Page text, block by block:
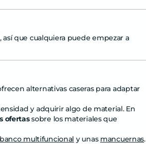
que cualquiera puede empezar a
alternativas caseras para adaptar
y adquirir algo de material. En
ofertassobre los materiales que
banco multifuncional y unas mancuernas.